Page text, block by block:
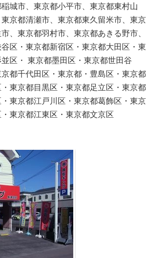
城市、東京都小平市、東京都東村山
京都清瀬市、東京都東久留米市、東京
、東京都羽村市、東京都あきる野市、
区・東京都新宿区・東京都大田区・東
区・ 東京都墨田区・東京都世田谷
都千代田区・東京都・豊島区・東京都
東京都目黒区・東京都足立区・東京都
東京都江戸川区・東京都葛飾区・東京
東京都江東区・東京都文京区